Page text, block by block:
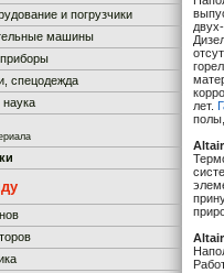
и погрузчики
машины
спецодежда
наука
лет.